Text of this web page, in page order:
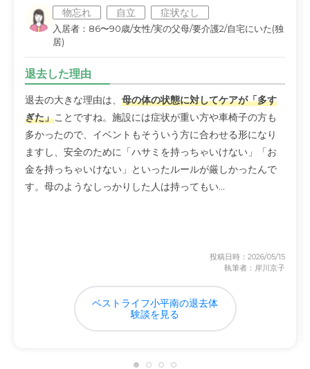
物忘れ 自立 症状なし
入居者：86〜90歳/女性/実の父母/要介護2/自宅にいた(独
居)
退去した理由
退去の大きな理由は、 母の体の状態に対してケアが「多す
ぎた」ことですね。施設には症状が重い方や車椅子の方も
多かったので、イベントもそういう方に合わせる形になり
ますし、安全のために「ハサミを持っちゃいけない」「お
金を持っちゃいけない」といったルールが厳しかったんで
す。母のようなしっかりした人は持ってもい...
投稿日時：2026/05/15
執筆者：岸川京子
ベストライフ小平南の退去体
験談を見る